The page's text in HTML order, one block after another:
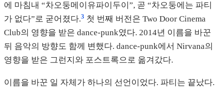
에 마침내 “차오둥메이유파이두이”, 곧 “차오둥에는 파티
가 없다”로 굳어졌다.3 첫 번째 버전은 Two Door Cinema
Club의 영향을 받은 dance-punk였다. 2014년 이름을 바꾼
뒤 음악의 방향도 함께 변했다. dance-punk에서 Nirvana의
영향을 받은 그런지와 포스트록으로 옮겨갔다.
이름을 바꾼 일 자체가 하나의 선언이었다. 파티는 끝났다.